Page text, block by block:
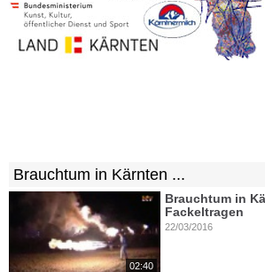
Brauchtum in Kärnten ...
02:40
Brauchtum in
Fackeltragen
22/03/2016